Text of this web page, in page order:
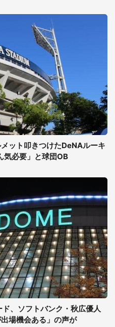
ット叩きつけたDeNAルーキ
気必要」と球団OB
、ソフトバンク・秋広優人
場機会ある」の声が